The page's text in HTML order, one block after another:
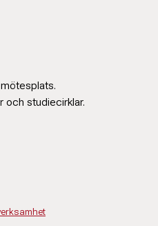
och studiecirklar.